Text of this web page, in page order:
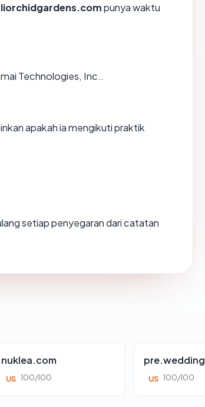
punya waktu
Technologies, Inc..
apakah ia mengikuti praktik
setiap penyegaran dari catatan
nuklea.com
US 100/100
pre.wedding
US 100/100